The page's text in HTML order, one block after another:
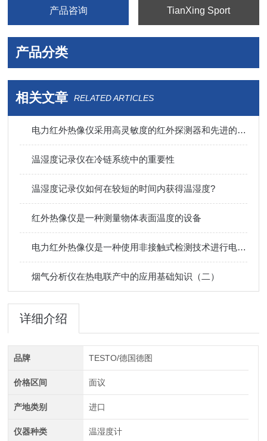
产品咨询 TianXing Sport
产品分类
相关文章 RELATED ARTICLES
电力红外热像仪采用高灵敏度的红外探测器和先进的图像处理算法
温湿度记录仪在冷链系统中的重要性
温湿度记录仪如何在较短的时间内获得温湿度?
红外热像仪是一种测量物体表面温度的设备
电力红外热像仪是一种使用非接触式检测技术进行电力设备检测的先进仪器
烟气分析仪在热电联产中的应用基础知识（二）
详细介绍
品牌 TESTO/德国德图
价格区间 面议
产地类别 进口
仪器种类 温湿度计